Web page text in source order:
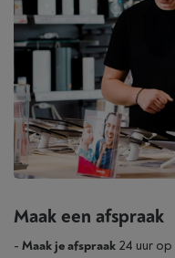
Maak een afspraak
- Maak je afspraak 24 uur